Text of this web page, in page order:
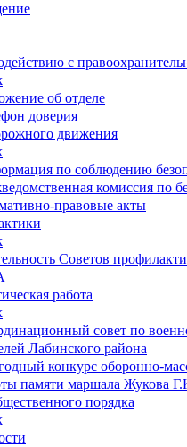
с
об отделе
доверия
движения
по соблюдению
комиссия по
правовые акты
Советов
работа
совет по
Лабинского района
конкурс оборонно-
памяти маршала Жукова
порядка